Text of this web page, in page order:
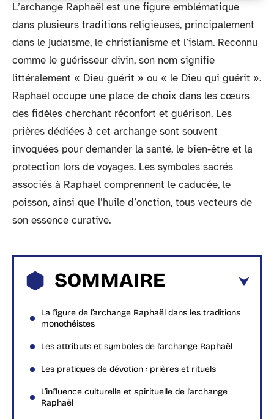
L’archange Raphaël est une figure emblématique
dans plusieurs traditions religieuses, principalement
dans le judaïsme, le christianisme et l’islam. Reconnu
comme le guérisseur divin, son nom signifie
littéralement « Dieu guérit » ou « le Dieu qui guérit ».
Raphaël occupe une place de choix dans les cœurs
des fidèles cherchant réconfort et guérison. Les
prières dédiées à cet archange sont souvent
invoquées pour demander la santé, le bien-être et la
protection lors de voyages. Les symboles sacrés
associés à Raphaël comprennent le caducée, le
poisson, ainsi que l’huile d’onction, tous vecteurs de
son essence curative.
SOMMAIRE
La figure de l’archange Raphaël dans les traditions
monothéistes
Les attributs et symboles de l’archange Raphaël
Les pratiques de dévotion : prières et rituels
L’influence culturelle et spirituelle de l’archange
Raphaël